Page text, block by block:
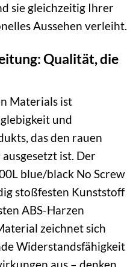
sie gleichzeitig Ihrer
Aussehen verleiht.
Qualität, die
Materials ist
und
das den rauen
ist. Der
blue/black No Screw
stoßfesten Kunststoff
ABS-Harzen
zeichnet sich
Widerstandsfähigkeit
aus – denken